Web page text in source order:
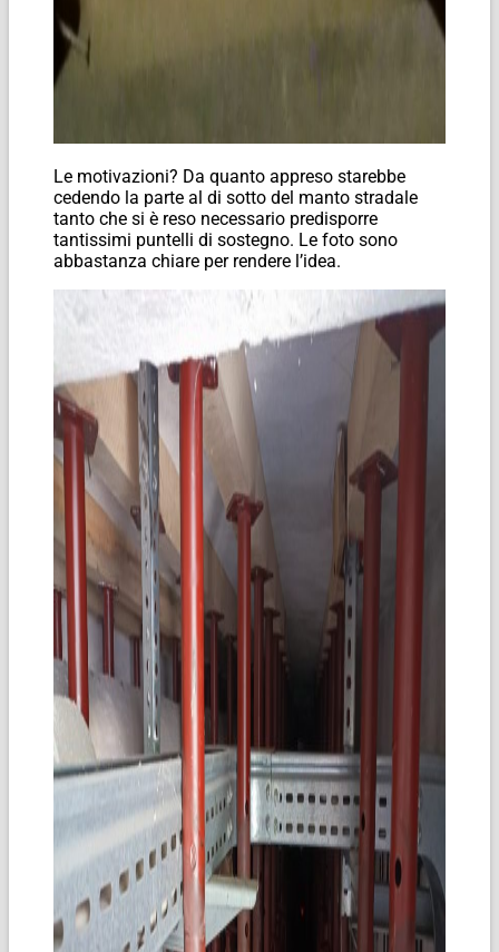
Le motivazioni? Da quanto appreso starebbe
cedendo la parte al di sotto del manto stradale
tanto che si è reso necessario predisporre
tantissimi puntelli di sostegno. Le foto sono
abbastanza chiare per rendere l’idea.